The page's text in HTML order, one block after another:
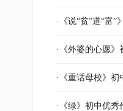
·《说“贫”道“富
·《外婆的心愿
·《重话母校》初
·《绿》初中优秀